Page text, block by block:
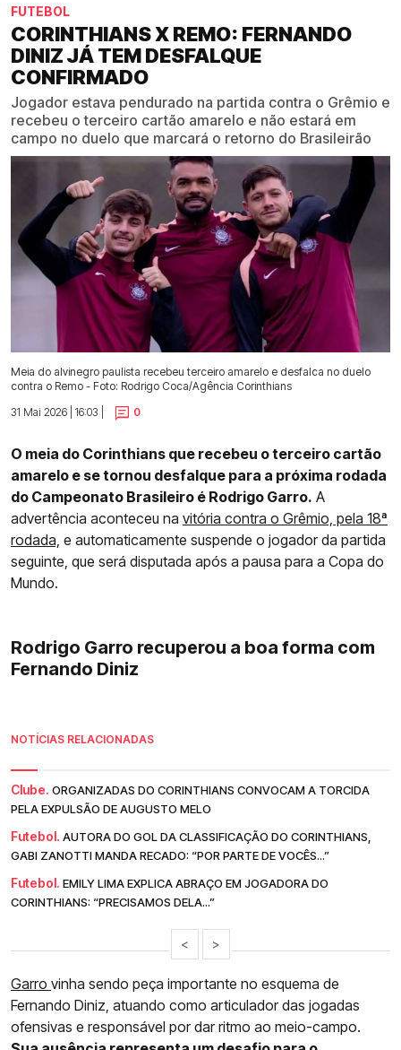
FUTEBOL
CORINTHIANS X REMO: FERNANDO
DINIZ JÁ TEM DESFALQUE
CONFIRMADO
Jogador estava pendurado na partida contra o Grêmio e
recebeu o terceiro cartão amarelo e não estará em
campo no duelo que marcará o retorno do Brasileirão
Meia do alvinegro paulista recebeu terceiro amarelo e desfalca no duelo
contra o Remo - Foto: Rodrigo Coca/Agência Corinthians
31 Mai 2026 | 16:03 |
0
O meia do Corinthians que recebeu o terceiro cartão
amarelo e se tornou desfalque para a próxima rodada
do Campeonato Brasileiro é Rodrigo Garro. A
advertência aconteceu na vitória contra o Grêmio, pela 18ª
rodada, e automaticamente suspende o jogador da partida
seguinte, que será disputada após a pausa para a Copa do
Mundo.
Rodrigo Garro recuperou a boa forma com
Fernando Diniz
NOTÍCIAS RELACIONADAS
Clube. ORGANIZADAS DO CORINTHIANS CONVOCAM A TORCIDA
PELA EXPULSÃO DE AUGUSTO MELO
Futebol. AUTORA DO GOL DA CLASSIFICAÇÃO DO CORINTHIANS,
GABI ZANOTTI MANDA RECADO: “POR PARTE DE VOCÊS...”
Futebol. EMILY LIMA EXPLICA ABRAÇO EM JOGADORA DO
CORINTHIANS: “PRECISAMOS DELA...”
< >
Garro vinha sendo peça importante no esquema de
Fernando Diniz, atuando como articulador das jogadas
ofensivas e responsável por dar ritmo ao meio-campo.